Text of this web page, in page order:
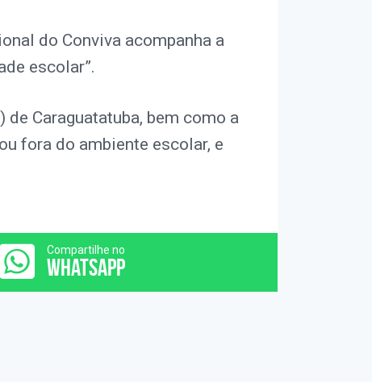
do Conviva acompanha a
escolar”.
Caraguatatuba, bem como a
fora do ambiente escolar, e
Compartilhe no
WHATSAPP